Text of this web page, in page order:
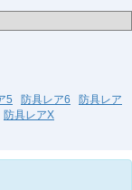
5 防具レア6
防具レア
防具レアX